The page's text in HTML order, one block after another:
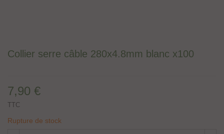
Collier serre câble 280x4.8mm blanc x100
7,90 €
TTC
Rupture de stock